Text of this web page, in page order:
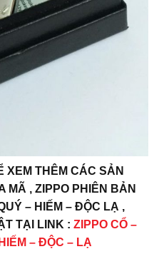
XEM THÊM CÁC SẢN
MÃ , ZIPPO PHIÊN BẢN
– HIẾM – ĐỘC LẠ ,
TẠI LINK : ZIPPO CỔ –
– ĐỘC – LẠ